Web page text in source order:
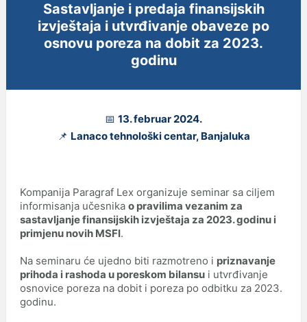
Sastavljanje i predaja finansijskih
izvještaja i utvrđivanje obaveze po
osnovu poreza na dobit za 2023.
godinu
📅 13. februar 2024.
📌 Lanaco tehnološki centar, Banjaluka
Kompanija Paragraf Lex organizuje seminar sa ciljem
informisanja učesnika o pravilima vezanim za
sastavljanje finansijskih izvještaja za 2023. godinu i
primjenu novih MSFI.
Na seminaru će ujedno biti razmotreno i priznavanje
prihoda i rashoda u poreskom bilansu i utvrđivanje
osnovice poreza na dobit i poreza po odbitku za 2023.
godinu.